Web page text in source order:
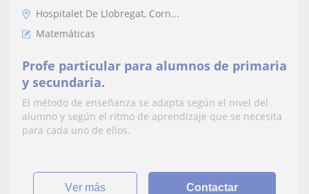
Hospitalet De Llobregat, Corn...
Matemáticas
Profe particular para alumnos de primaria
y secundaria.
El método de enseñanza se adapta según el nivel del
alumno y según el ritmo de aprendizaje que se necesita
para cada uno de ellos.
ver más Contactar